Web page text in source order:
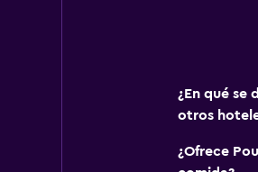
Enchufe
Armario o
¿En qué se
otros
¿Ofrece